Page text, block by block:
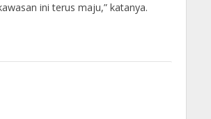
ini terus maju,” katanya.